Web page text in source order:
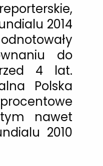
2014
do
4 lat.
Polska
nawet
2010